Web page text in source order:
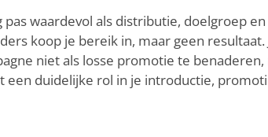
waardevol als distributie, doelgroep
koop je bereik in, maar geen resultaat.
niet als losse promotie te benaderen,
een duidelijke rol in je introductie,